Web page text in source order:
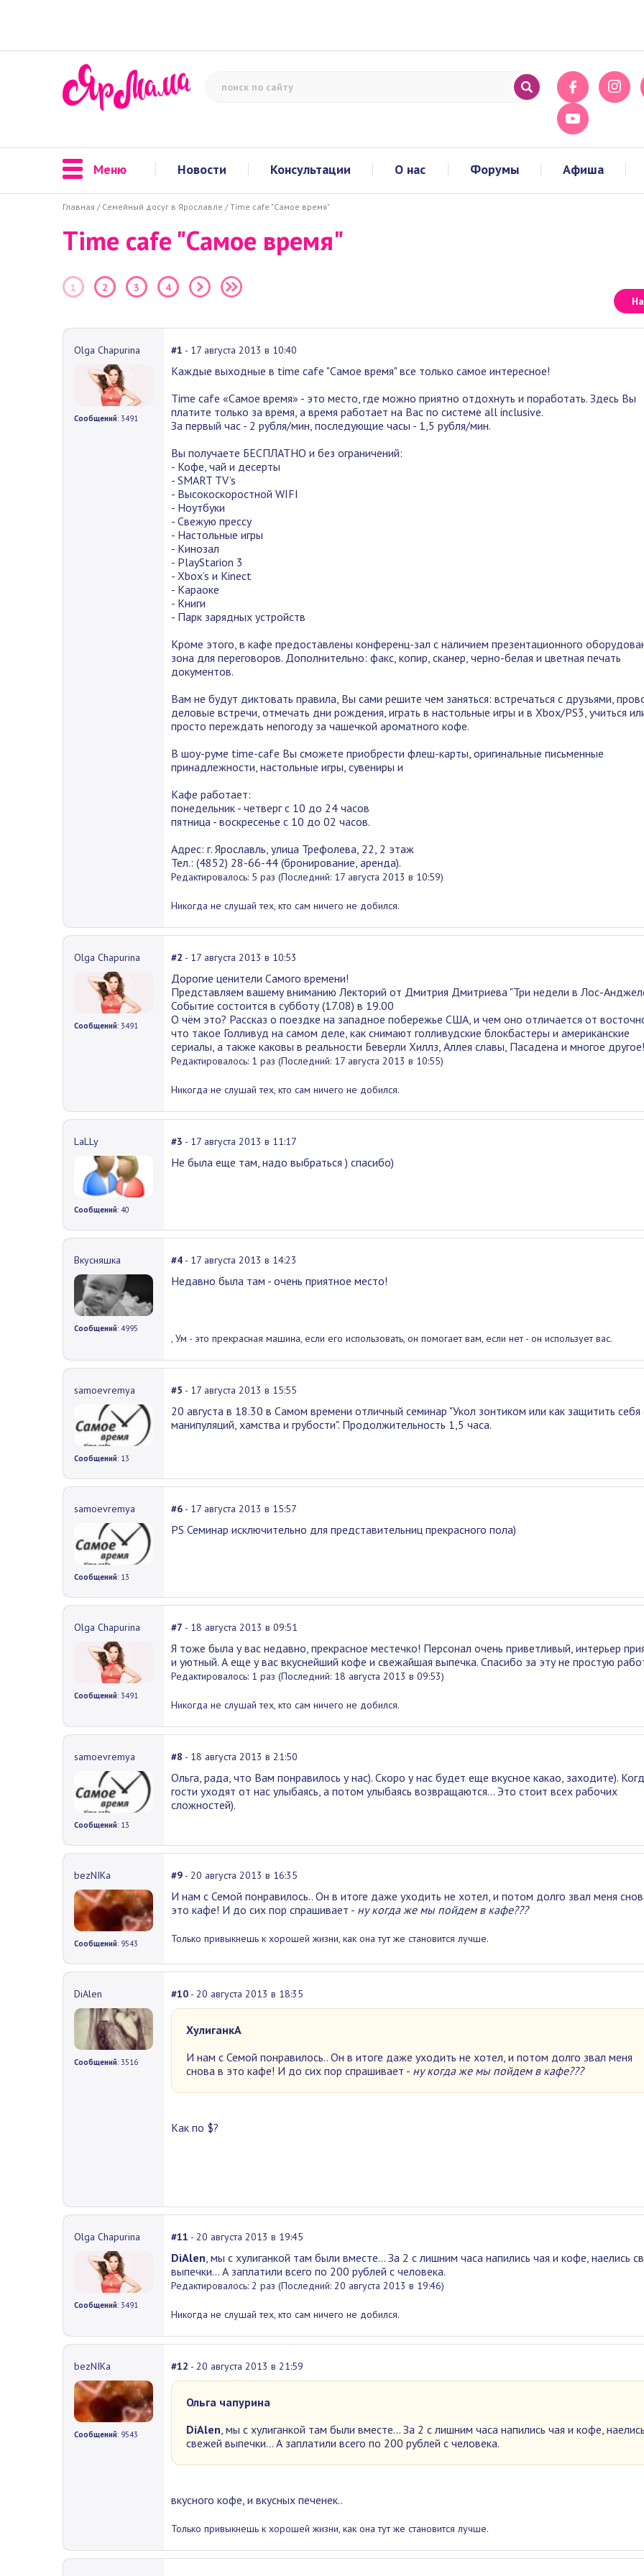
Меню Новости Консультации О нас Форумы Афиша
Главная / Семейный досуг в Ярославле /Time cafe "Самое время"
Time cafe "Самое время"
1 2 3 4
Olga Chapurina
Сообщений: 3491
#1 - 17 августа 2013 в 10:40
Каждые выходные в time cafe "Самое время" все только самое интересное!
Time cafe «Самое время» - это место, где можно приятно отдохнуть и поработать. Здесь Вы
платите только за время, а время работает на Вас по системе all inclusive.
За первый час - 2 рубля/мин, последующие часы - 1,5 рубля/мин.
Вы получаете БЕСПЛАТНО и без ограничений:
- Кофе, чай и десерты
- SMART TV’s
- Высокоскоростной WIFI
- Ноутбуки
- Свежую прессу
- Настольные игры
- Кинозал
- PlayStarion 3
- Xbox’s и Kinect
- Караоке
- Книги
- Парк зарядных устройств
Кроме этого, в кафе предоставлены конференц-зал с наличием презентационного
зона для переговоров. Дополнительно: факс, копир, сканер, черно-белая и цветная печать
документов.
Вам не будут диктовать правила, Вы сами решите чем заняться: встречаться с друзьями,
деловые встречи, отмечать дни рождения, играть в настольные игры и в Xbox/PS3, учиться
просто переждать непогоду за чашечкой ароматного кофе.
В шоу-руме time-cafe Вы сможете приобрести флеш-карты, оригинальные письменные
принадлежности, настольные игры, сувениры и
Кафе работает:
понедельник - четверг с 10 до 24 часов
пятница - воскресенье с 10 до 02 часов.
Адрес: г. Ярославль, улица Трефолева, 22, 2 этаж
Тел.: (4852) 28-66-44 (бронирование, аренда).
Редактировалось: 5 раз (Последний: 17 августа 2013 в 10:59)
Никогда не слушай тех, кто сам ничего не добился.
Olga Chapurina
Сообщений: 3491
#2 - 17 августа 2013 в 10:53
Дорогие ценители Самого времени!
Представляем вашему вниманию Лекторий от Дмитрия Дмитриева "Три недели в Лос-
Событие состоится в субботу (17.08) в 19.00
О чём это? Рассказ о поездке на западное побережье США, и чем оно отличается от
что такое Голливуд на самом деле, как снимают голливудские блокбастеры и американские
сериалы, а также каковы в реальности Беверли Хиллз, Аллея славы, Пасадена и многое другое!
Редактировалось: 1 раз (Последний: 17 августа 2013 в 10:55)
Никогда не слушай тех, кто сам ничего не добился.
LaLLy
Сообщений: 40
#3 - 17 августа 2013 в 11:17
Не была еще там, надо выбраться ) спасибо)
Вкусняшка
Сообщений: 4995
#4 - 17 августа 2013 в 14:23
Недавно была там - очень приятное место!
, Ум - это прекрасная машина, если его использовать, он помогает вам, если нет - он использует вас.
samoevremya
Сообщений: 13
#5 - 17 августа 2013 в 15:55
20 августа в 18.30 в Самом времени отличный семинар "Укол зонтиком или как защитить себя
манипуляций, хамства и грубости". Продолжительность 1,5 часа.
samoevremya
Сообщений: 13
#6 - 17 августа 2013 в 15:57
PS Семинар исключительно для представительниц прекрасного пола)
Olga Chapurina
Сообщений: 3491
#7 - 18 августа 2013 в 09:51
Я тоже была у вас недавно, прекрасное местечко! Персонал очень приветливый, интерьер
и уютный. А еще у вас вкуснейший кофе и свежайшая выпечка. Спасибо за эту не простую
Редактировалось: 1 раз (Последний: 18 августа 2013 в 09:53)
Никогда не слушай тех, кто сам ничего не добился.
samoevremya
Сообщений: 13
#8 - 18 августа 2013 в 21:50
Ольга, рада, что Вам понравилось у нас). Скоро у нас будет еще вкусное какао, заходите).
гости уходят от нас улыбаясь, а потом улыбаясь возвращаются... Это стоит всех рабочих
сложностей).
bezNIKа
Сообщений: 9543
#9 - 20 августа 2013 в 16:35
И нам с Семой понравилось.. Он в итоге даже уходить не хотел, и потом долго звал меня
это кафе! И до сих пор спрашивает - ну когда же мы пойдем в кафе???
Только привыкнешь к хорошей жизни, как она тут же становится лучше.
DiAlen
Сообщений: 3516
#10 - 20 августа 2013 в 18:35
ХулиганкА
И нам с Семой понравилось.. Он в итоге даже уходить не хотел, и потом долго звал меня
снова в это кафе! И до сих пор спрашивает - ну когда же мы пойдем в кафе???
Как по $?
Olga Chapurina
Сообщений: 3491
#11 - 20 августа 2013 в 19:45
DiAlen, мы с хулиганкой там были вместе... За 2 с лишним часа напились чая и кофе, наелись
выпечки... А заплатили всего по 200 рублей с человека.
Редактировалось: 2 раз (Последний: 20 августа 2013 в 19:46)
Никогда не слушай тех, кто сам ничего не добился.
bezNIKа
Сообщений: 9543
#12 - 20 августа 2013 в 21:59
Ольга чапурина
DiAlen, мы с хулиганкой там были вместе... За 2 с лишним часа напились чая и кофе,
свежей выпечки... А заплатили всего по 200 рублей с человека.
вкусного кофе, и вкусных печенек..
Только привыкнешь к хорошей жизни, как она тут же становится лучше.